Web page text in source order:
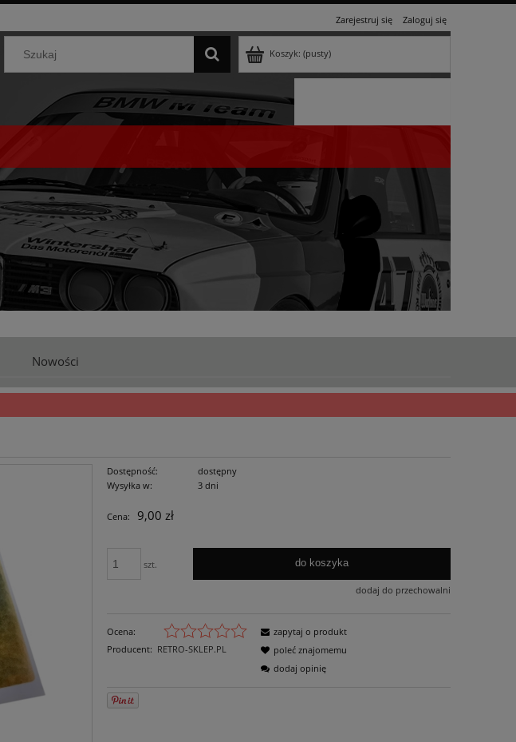
Zarejestruj się Zaloguj się
Koszyk: (pusty)
Nowości
Dostępność:
dostępny
Wysyłka w:
3 dni
Cena: 9,00 zł
szt. do koszyka
dodaj do przechowalni
Ocena:
Producent: RETRO-SKLEP.PL
zapytaj o produkt
poleć znajomemu
dodaj opinię